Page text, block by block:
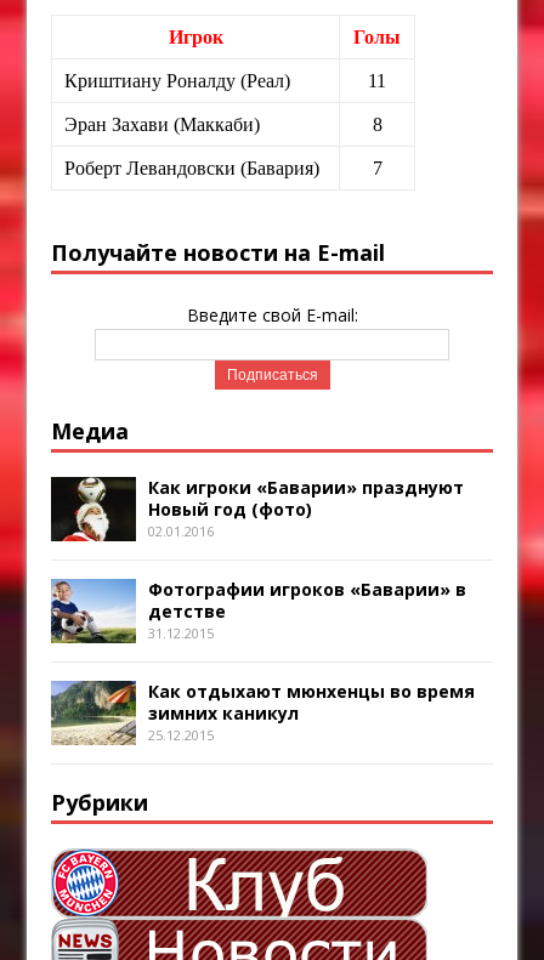
Игрок Голы
Криштиану Роналду (Реал) 11
Эран Захави (Маккаби) 8
Роберт Левандовски (Бавария) 7
Получайте новости на E-mail
Введите свой E-mail:
Медиа
Как игроки «Баварии» празднуют
Новый год (фото)
02.01.2016
Фотографии игроков «Баварии» в
детстве
31.12.2015
Как отдыхают мюнхенцы во время
зимних каникул
25.12.2015
Рубрики